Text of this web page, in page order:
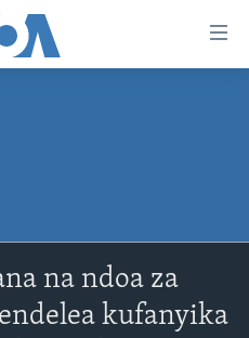
POTOFU
na ndoa za
kufanyika